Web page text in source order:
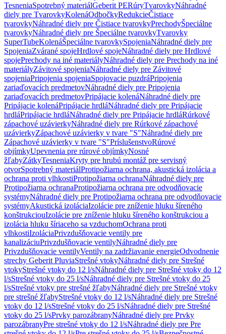
TesneniaSpotrebný materiálGeberit PERúryTvarovkyNáhradné
diely pre TvarovkyKolenáOdbočkyRedukcieČistiace
tvarovkyNáhradné diely pre Čistiace tvarovkyPrechodyŠpeciálne
tvarovkyNáhradné diely pre Špeciálne tvarovkyTvarovky
SuperTubeKolenáŠpeciálne tvarovkySpojeniaNáhradné diely pre
SpojeniaZvárané spojeHrdlové spojeNáhradné diely pre Hrdlové
spojePrechody na iné materiályNáhradné diely pre Prechody na iné
materiályZávitové spojeniaNáhradné diely pre Závitové
spojeniaPripojenia spojeniaSpojovacie puzdráPripojenia
zariaďovacích predmetovNáhradné diely pre Pripojenia
zariaďovacích predmetovPripájacie kolenáNáhradné diely pre
Pripájacie kolenáPripájacie hrdláNáhradné diely pre Pripájacie
hrdláPripájacie hrdláNáhradné diely pre Pripájacie hrdláRúrkové
zápachové uzávierkyNáhradné diely pre Rúrkové zápachové
uzávierkyZápachové uzávierky v tvare "S"Náhradné diely pre
Zápachové uzávierky v tvare "S"PríslušenstvoRúrové
objímkyUpevnenia pre rúrové objímkyNosné
žľabyZátkyTesneniaKryty pre hrubú montáž pre servisný
otvorSpotrebný materiálProtipožiarna ochrana, akustická izolácia a
ochrana proti vlhkostiProtipožiarna ochranaNáhradné diely pre
Protipožiarna ochranaProtipožiarna ochrana pre odvodňovacie
systémyNáhradné diely pre Protipožiarna ochrana pre odvodňovacie
systémyAkustická izoláciaIzolácie pre zníženie hluku šíreného
konštrukciouIzolácie pre zníženie hluku šíreného konštrukciou a
izolácia hluku šíriaceho sa vzduchomOchrana proti
vlhkostiIzoláciaPrivzdušňovacie ventily pre
kanalizáciuPrivzdušňovacie ventilyNáhradné diely pre
Privzdušňovacie ventilyVentily na zadržiavanie energieOdvodnenie
strechy Geberit PluviaStrešné vtokyNáhradné diely pre Strešné
vtokyStrešné vtoky do 12 l/sNáhradné diely pre Strešné vtoky do 12
l/sStrešné vtoky do 25 l/sNáhradné diely pre Strešné vtoky do 25
l/sStrešné vtoky pre strešné žľabyNáhradné diely pre Strešné vtoky
pre strešné žľabyStrešné vtoky do 12 l/sNáhradné diely pre Strešné
vtoky do 12 l/sStrešné vtoky do 25 l/sNáhradné diely pre Strešné
vtoky do 25 l/sPrvky parozábranyNáhradné diely pre Prvky
parozábranyPre strešné vtoky do 12 l/sNáhradné diely pre Pre